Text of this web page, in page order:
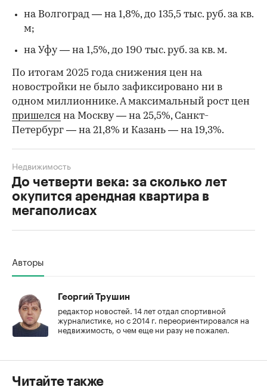
на Волгоград — на 1,8%, до 135,5 тыс. руб. за кв.
м;
на Уфу — на 1,5%, до 190 тыс. руб. за кв. м.
По итогам 2025 года снижения цен на
новостройки не было зафиксировано ни в
одном миллионнике. А максимальный рост цен
пришелся на Москву — на 25,5%, Санкт-
Петербург — на 21,8% и Казань — на 19,3%.
До четверти века: за сколько лет
окупится арендная квартира в
мегаполисах
Недвижимость
Авторы
Георгий Трушин
редактор новостей. 14 лет отдал спортивной
журналистике, но с 2014 г. переориентировался на
недвижимость, о чем еще ни разу не пожалел.
Читайте также